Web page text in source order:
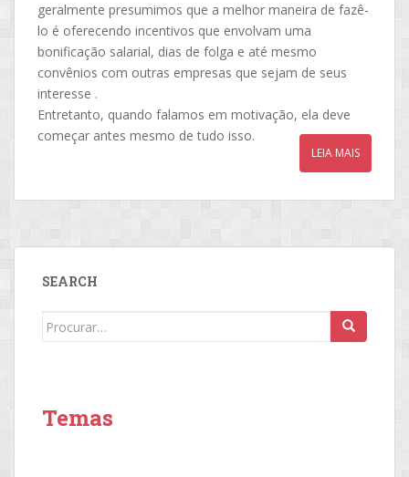
geralmente presumimos que a melhor maneira de fazê-
lo é oferecendo incentivos que envolvam uma
bonificação salarial, dias de folga e até mesmo
convênios com outras empresas que sejam de seus
interesse .
Entretanto, quando falamos em motivação, ela deve
começar antes mesmo de tudo isso.
LEIA MAIS
SEARCH
Search
Temas